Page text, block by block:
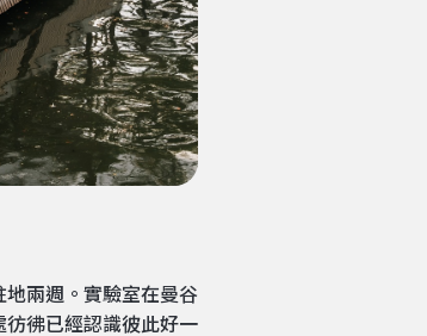
兩週。實驗室在曼谷
彷彿已經認識彼此好一